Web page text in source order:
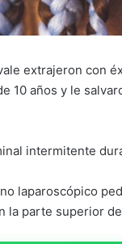
extrajeron con
10 años y le
intermitente
laparoscópico
la parte superior